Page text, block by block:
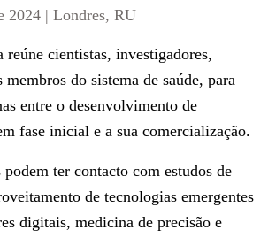
2024 | Londres, RU
reúne cientistas, investigadores,
do sistema de saúde, para
entre o desenvolvimento de
fase inicial e a sua comercialização.
ter contacto com estudos de
de tecnologias emergentes
digitais, medicina de precisão e